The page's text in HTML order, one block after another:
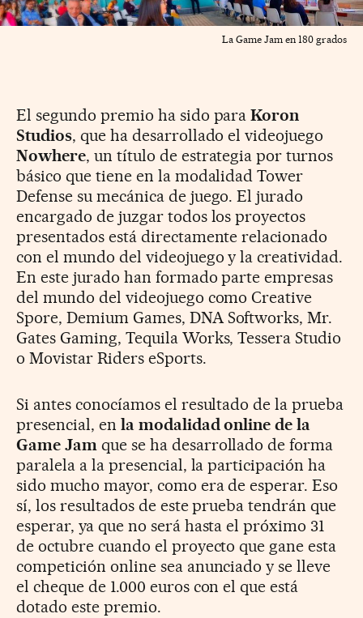
La Game Jam en 180 grados
El segundo premio ha sido paraKoron
Studios, que ha desarrollado el videojuego
Nowhere, un título de estrategia por turnos
básico que tiene en la modalidad Tower
Defense su mecánica de juego. El jurado
encargado de juzgar todos los proyectos
presentados está directamente relacionado
con el mundo del videojuego y la creatividad.
En este jurado han formado parte empresas
del mundo del videojuego como Creative
Spore, Demium Games, DNA Softworks, Mr.
Gates Gaming, Tequila Works, Tessera Studio
o Movistar Riders eSports.
Si antes conocíamos el resultado de la prueba
presencial, en la modalidad online de la
Game Jamque se ha desarrollado de forma
paralela a la presencial, la participación ha
sido mucho mayor, como era de esperar. Eso
sí, los resultados de este prueba tendrán que
esperar, ya que no será hasta el próximo 31
de octubre cuando el proyecto que gane esta
competición online sea anunciado y se lleve
el cheque de 1.000 euros con el que está
dotado este premio.